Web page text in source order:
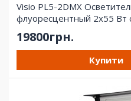
Visio PL5-2DMX
флуоресцентный 2х55 Вт
19800грн.
Купити